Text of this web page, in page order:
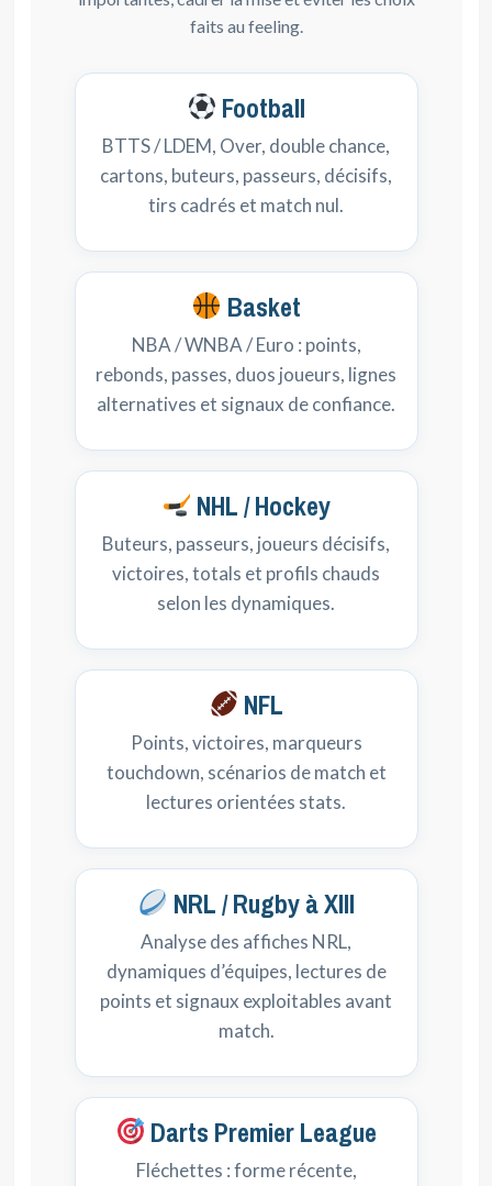
faits au feeling.
Football
BTTS / LDEM, Over, double chance,
cartons, buteurs, passeurs, décisifs,
tirs cadrés et match nul.
Basket
NBA / WNBA / Euro : points,
rebonds, passes, duos joueurs, lignes
alternatives et signaux de confiance.
NHL / Hockey
Buteurs, passeurs, joueurs décisifs,
victoires, totals et profils chauds
selon les dynamiques.
NFL
Points, victoires, marqueurs
touchdown, scénarios de match et
lectures orientées stats.
NRL / Rugby à XIII
Analyse des affiches NRL,
dynamiques d’équipes, lectures de
points et signaux exploitables avant
match.
Darts Premier League
Fléchettes : forme récente,